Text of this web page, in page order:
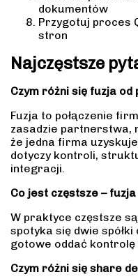
dokumentów
Przygotuj proces
stron
Najczęstsze
Czym różni się fuzja od
Fuzja to połączenie
zasadzie partnerstwa,
że jedna firma
dotyczy kontroli,
integracji.
Co jest częstsze –
W praktyce częstsze
spotyka się dwie
gotowe oddać
Czym różni się share